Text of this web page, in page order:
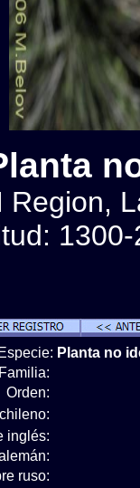
Region,
Especie: Planta no
Familia:
Orden:
inglés:
ruso: